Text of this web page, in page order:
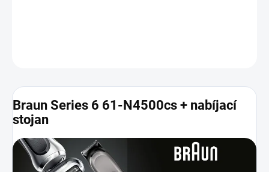
Braun Series 6 61-N4500cs + nabíjací
stojan